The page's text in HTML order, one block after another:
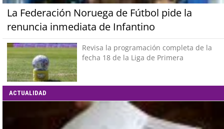
La Federación Noruega de Fútbol pide la
renuncia inmediata de Infantino
Revisa la programación completa de la
fecha 18 de la Liga de Primera
ACTUALIDAD